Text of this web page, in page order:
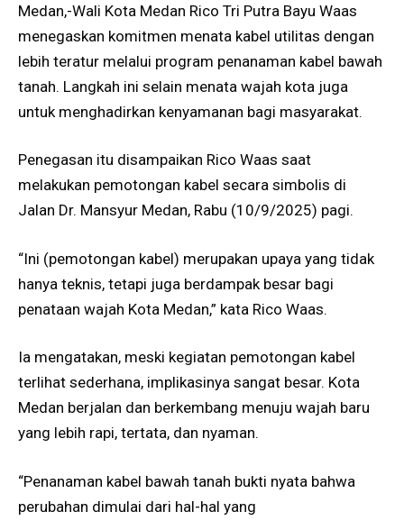
Medan,-Wali Kota Medan Rico Tri Putra Bayu Waas
menegaskan komitmen menata kabel utilitas dengan
lebih teratur melalui program penanaman kabel bawah
tanah. Langkah ini selain menata wajah kota juga
untuk menghadirkan kenyamanan bagi masyarakat.
Penegasan itu disampaikan Rico Waas saat
melakukan pemotongan kabel secara simbolis di
Jalan Dr. Mansyur Medan, Rabu (10/9/2025) pagi.
“Ini (pemotongan kabel) merupakan upaya yang tidak
hanya teknis, tetapi juga berdampak besar bagi
penataan wajah Kota Medan,” kata Rico Waas.
Ia mengatakan, meski kegiatan pemotongan kabel
terlihat sederhana, implikasinya sangat besar. Kota
Medan berjalan dan berkembang menuju wajah baru
yang lebih rapi, tertata, dan nyaman.
“Penanaman kabel bawah tanah bukti nyata bahwa
perubahan dimulai dari hal-hal yang